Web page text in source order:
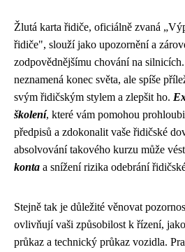
Žlutá karta řidiče, oficiálně zvaná
řidiče", slouží jako upozornění a
zodpovědnějšímu chování na
neznamená konec světa, ale spíše
svým řidičským stylem a zlepšit ho.
školení, které vám pomohou
předpisů a zdokonalit vaše řidičské
absolvování takového kurzu může
konta a snížení rizika odebrání
Stejně tak je důležité věnovat
ovlivňují vaši způsobilost k řízení,
průkaz a technický průkaz vozidla.